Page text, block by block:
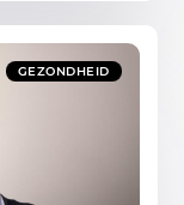
GEZONDHEID